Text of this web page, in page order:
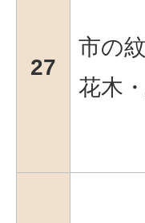
27
市の
花木